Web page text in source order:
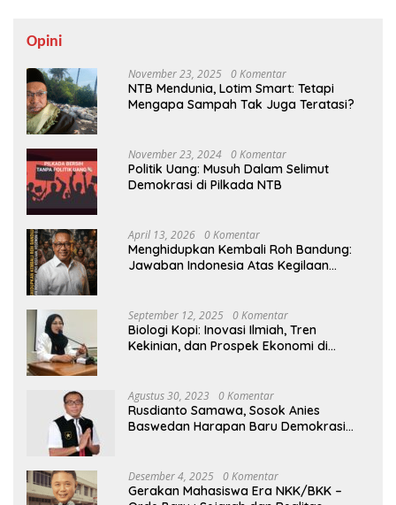
Opini
November 23, 2025 0 Komentar
NTB Mendunia, Lotim Smart: Tetapi
Mengapa Sampah Tak Juga Teratasi?
November 23, 2024 0 Komentar
Politik Uang: Musuh Dalam Selimut
Demokrasi di Pilkada NTB
April 13, 2026 0 Komentar
Menghidupkan Kembali Roh Bandung:
Jawaban Indonesia Atas Kegilaan
September 12, 2025 0 Komentar
Biologi Kopi: Inovasi Ilmiah, Tren
Kekinian, dan Prospek Ekonomi di
Agustus 30, 2023 0 Komentar
Rusdianto Samawa, Sosok Anies
Baswedan Harapan Baru Demokrasi
Desember 4, 2025 0 Komentar
Gerakan Mahasiswa Era NKK/BKK –